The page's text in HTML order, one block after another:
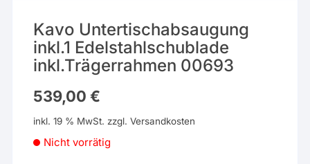
Kavo Untertischabsaugung
inkl.1 Edelstahlschublade
inkl.Trägerrahmen 00693
539,00€
inkl. 19 % MwSt. zzgl.Versandkosten
Nicht vorrätig